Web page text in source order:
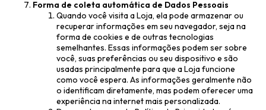
Forma de coleta automática de Dados Pessoais
Quando você visita a Loja, ela pode armazenar ou
recuperar informações em seu navegador, seja na
forma de cookies e de outras tecnologias
semelhantes. Essas informações podem ser sobre
você, suas preferências ou seu dispositivo e são
usadas principalmente para que a Loja funcione
como você espera. As informações geralmente não
o identificam diretamente, mas podem oferecer uma
experiência na internet mais personalizada.